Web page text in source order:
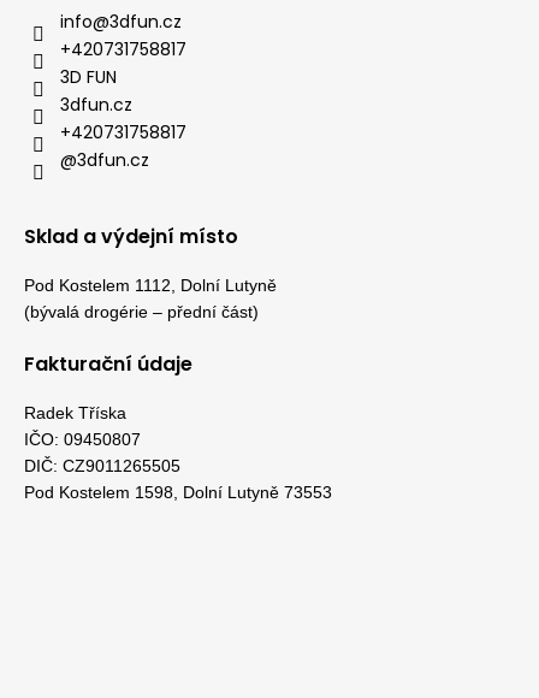
info@3dfun.cz
+420731758817
3D FUN
3dfun.cz
+420731758817
@3dfun.cz
Sklad a výdejní místo
Pod Kostelem 1112, Dolní Lutyně
(bývalá drogérie – přední část)
Fakturační údaje
Radek Tříska
IČO: 09450807
DIČ: CZ9011265505
Pod Kostelem 1598, Dolní Lutyně 73553